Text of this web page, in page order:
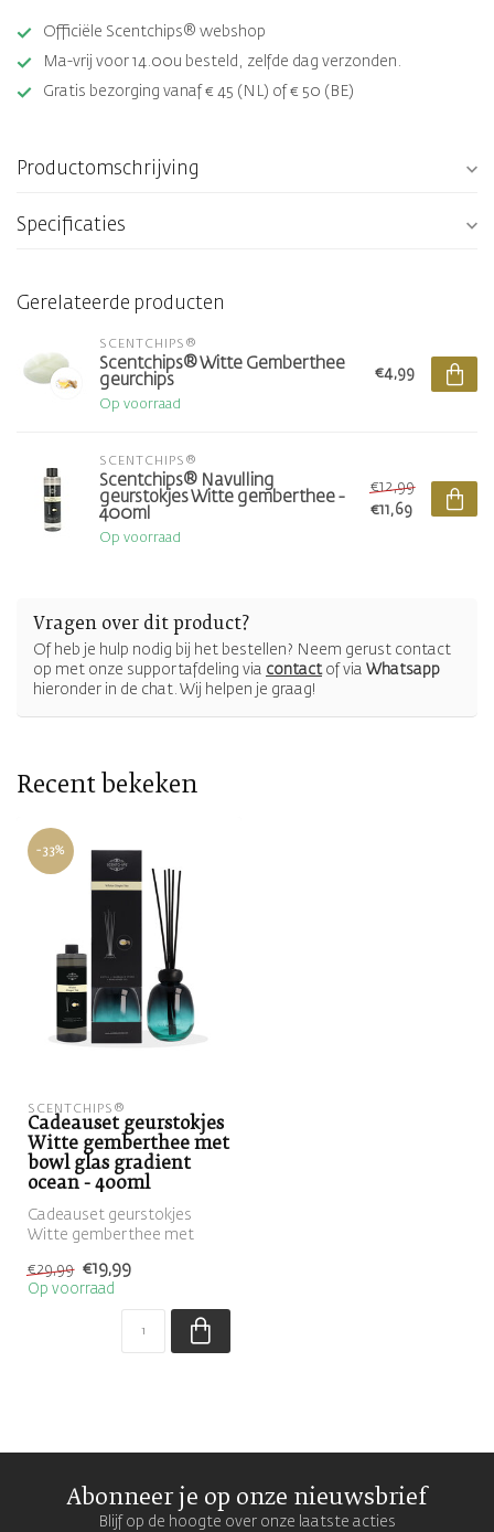
Officiële Scentchips® webshop
Ma-vrij voor 14.00u besteld, zelfde dag verzonden.
Gratis bezorging vanaf € 45 (NL) of € 50 (BE)
Productomschrijving
Specificaties
Gerelateerde producten
SCENTCHIPS®
Scentchips® Witte Gemberthee
geurchips
Op voorraad
€4,99
SCENTCHIPS®
Scentchips® Navulling
geurstokjes Witte gemberthee -
400ml
Op voorraad
€12,99
€11,69
Vragen over dit product?
Of heb je hulp nodig bij het bestellen? Neem gerust contact
op met onze supportafdeling via contactof via Whatsapp
hieronder in de chat. Wij helpen je graag!
Recent bekeken
-33%
SCENTCHIPS®
Cadeauset geurstokjes
Witte gemberthee met
bowl glas gradient
ocean - 400ml
Cadeauset geurstokjes
Witte gemberthee met
€29,99 €19,99
Op voorraad
Abonneer je op onze nieuwsbrief
Blijf op de hoogte over onze laatste acties